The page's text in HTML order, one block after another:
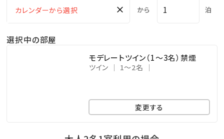
当ホテルでは、環境負荷軽減の取り組みの一環として、
使い慣れたアメニティをご持参いただく「ライフスタイル
型」のご滞在を提案しております。
何卒ご理解とご協力を賜りますようお願い申し上げま
× から 泊
選択中の部屋
モデレートツイン（1～3名）禁煙
ツイン 1～2名
変更する